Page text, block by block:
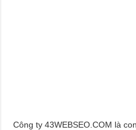
Công ty 43WEBSEO.COM là